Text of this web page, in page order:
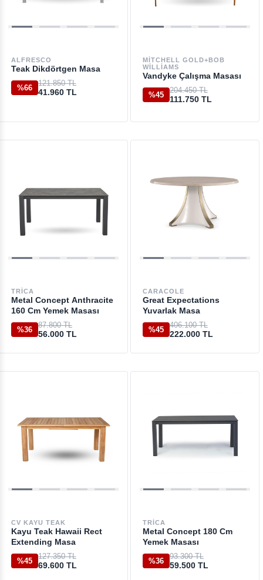
ALFRESCO
Teak Dikdörtgen Masa
%66
121.850 TL
41.960 TL
MITCHELL GOLD+BOB
WILLIAMS
Vandyke Çalışma Masası
%45
204.450 TL
111.750 TL
TRICA
Metal Concept Anthracite
160 Cm Yemek Masası
%36
87.800 TL
56.000 TL
CARACOLE
Great Expectations
Yuvarlak Masa
%45
406.100 TL
222.000 TL
CV KAYU TEAK
Kayu Teak Hawaii Rect
Extending Masa
%45
127.350 TL
69.600 TL
TRICA
Metal Concept 180 Cm
Yemek Masası
%36
93.300 TL
59.500 TL